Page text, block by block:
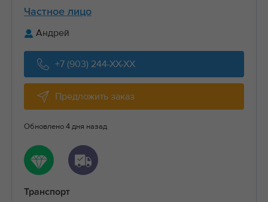
Частное лицо
Андрей
+7 (903) 244-XX-XX
Предложить заказ
Обновлено 4 дня назад
Транспорт